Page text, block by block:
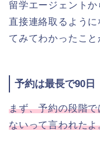
留学エージェント
直接連絡取るよう
てみてわかったこと
予約は最長で90日
まず、予約の段階
ないって言われたよ